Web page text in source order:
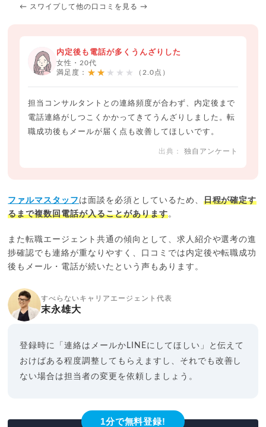
← スワイプして他の口コミを見る →
内定後も電話が多くうんざりした
女性・20代
満足度： ★★★★★ （2.0点）
担当コンサルタントとの連絡頻度が合わず、内定後まで
電話連絡がしつこくかかってきてうんざりしました。転
職成功後もメールが届く点も改善してほしいです。
独自アンケート
ファルマスタッフ は面談を必須としているため、 日程が確定す
るまで複数回電話が入ることがあります。
また転職エージェント共通の傾向として、求人紹介や選考の進
捗確認でも連絡が重なりやすく、口コミでは内定後や転職成功
後もメール・電話が続いたという声もあります。
すべらないキャリアエージェント代表
末永雄大
登録時に「連絡はメールかLINEにしてほしい」と伝えて
おけばある程度調整してもらえますし、それでも改善し
ない場合は担当者の変更を依頼しましょう。
1分で無料登録!